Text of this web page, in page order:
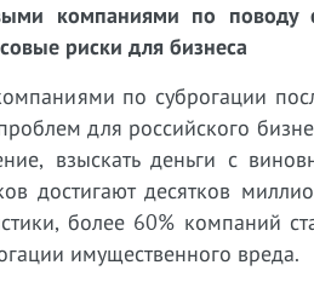
компаниями по
риски для бизнеса
по суброгации
для российского
взыскать деньги с
достигают десятков
более 60% компаний
имущественного вреда.